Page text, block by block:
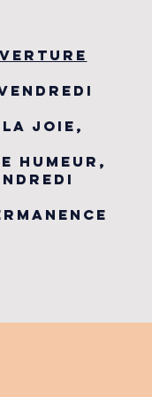
JOIE,
HUMEUR,